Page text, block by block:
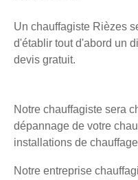
Un chauffagiste Rièzes
d'établir tout d'abord un
devis gratuit.
Notre chauffagiste sera
dépannage de votre
installations de
Notre entreprise